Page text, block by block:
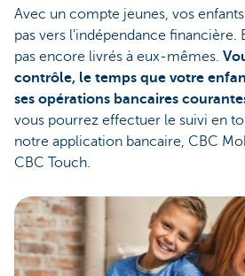
Avec un compte jeunes, vos
pas vers l'indépendance financière.
pas encore livrés à eux-mêmes.
contrôle, le temps que votre
ses opérations bancaires
vous pourrez effectuer le suivi en
notre application bancaire, CBC
CBC Touch.